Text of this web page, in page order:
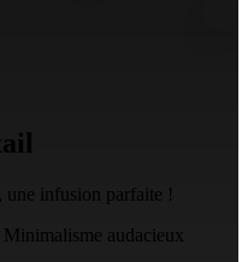
, une infusion parfaite !
audacieux